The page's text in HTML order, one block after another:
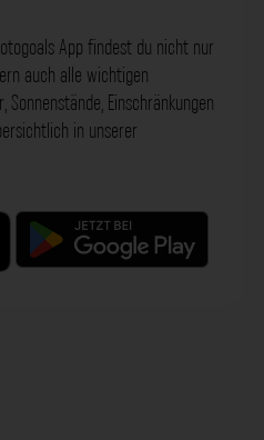
App findest du nicht nur
auch alle wichtigen
Einschränkungen
in unserer